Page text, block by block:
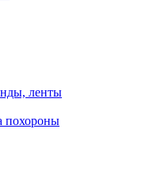
ленты
похороны